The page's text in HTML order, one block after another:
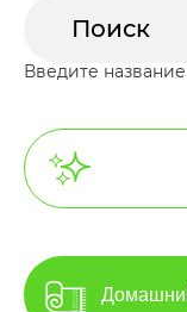
Введите